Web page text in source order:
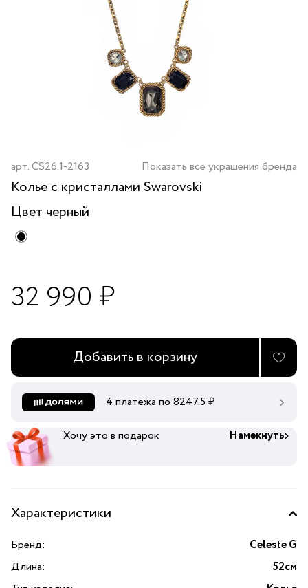
арт.CS26.1-2163 Показать все украшения бренда
Колье с кристаллами Swarovski
Цвет черный
32 990 ₽
Добавить в корзину
4 платежа по 8247.5 ₽
Хочу это в подарок Намекнуть
Характеристики
Бренд:
Celeste G
Длина:
52см